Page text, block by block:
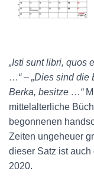
„Isti sunt libri, quos
…“– „Dies sind die
Berka, besitze …“
mittelalterliche
begonnenen
Zeiten ungeheuer
dieser Satz ist
2020.